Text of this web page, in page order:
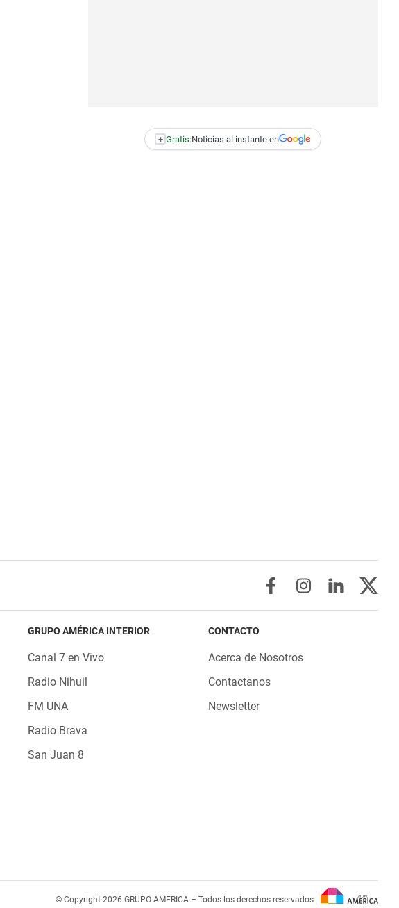
+ Gratis:Noticias al instante en
GRUPO AMÉRICA INTERIOR
Canal 7 en Vivo
Radio Nihuil
FM UNA
Radio Brava
San Juan 8
CONTACTO
Acerca de Nosotros
Contactanos
Newsletter
© Copyright 2026 GRUPO AMERICA – Todos los derechos reservados